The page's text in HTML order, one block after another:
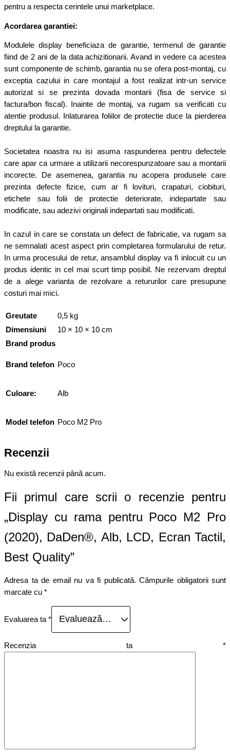
pentru a respecta cerintele unui marketplace.
Acordarea garantiei:
Modulele display beneficiaza de garantie, termenul de garantie
fiind de 2 ani de la data achizitionarii. Avand in vedere ca acestea
sunt componente de schimb, garantia nu se ofera post-montaj, cu
exceptia cazului in care montajul a fost realizat intr-un service
autorizat si se prezinta dovada montarii (fisa de service si
factura/bon fiscal). Inainte de montaj, va rugam sa verificati cu
atentie produsul. Inlaturarea foliilor de protectie duce la pierderea
dreptului la garantie.
Societatea noastra nu isi asuma raspunderea pentru defectele
care apar ca urmare a utilizarii necorespunzatoare sau a montarii
incorecte. De asemenea, garantia nu acopera produsele care
prezinta defecte fizice, cum ar fi lovituri, crapaturi, ciobituri,
etichete sau folii de protectie deteriorate, indepartate sau
modificate, sau adezivi originali indepartati sau modificati.
In cazul in care se constata un defect de fabricatie, va rugam sa
ne semnalati acest aspect prin completarea formularului de retur.
In urma procesului de retur, ansamblul display va fi inlocuit cu un
produs identic in cel mai scurt timp posibil. Ne rezervam dreptul
de a alege varianta de rezolvare a retururilor care presupune
costuri mai mici.
Greutate
0,5 kg
Dimensiuni
10 × 10 × 10 cm
Brand produs
Brand telefon Poco
Culoare: Alb
Model telefon Poco M2 Pro
Recenzii
Nu există recenzii până acum.
Fii primul care scrii o recenzie pentru
„Display cu rama pentru Poco M2 Pro
(2020), DaDen®, Alb, LCD, Ecran Tactil,
Best Quality”
Adresa ta de email nu va fi publicată. Câmpurile obligatorii sunt
marcate cu *
Evaluarea ta*
Recenzia ta *